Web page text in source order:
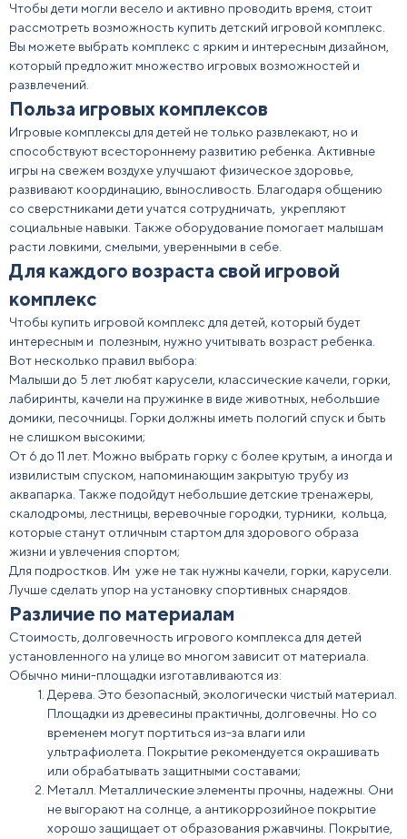
Чтобы дети могли весело и активно проводить время, стоит
рассмотреть возможность купить детский игровой комплекс
Вы можете выбрать комплекс с ярким и интересным дизайном,
который предложит множество игровых возможностей и
развлечений.
Польза игровых комплексов
Игровые комплексы для детей не только развлекают, но и
способствуют всестороннему развитию ребенка. Активные
игры на свежем воздухе улучшают физическое здоровье,
развивают координацию, выносливость. Благодаря общению
со сверстниками дети учатся сотрудничать, укрепляют
социальные навыки. Также оборудование помогает малышам
расти ловкими, смелыми, уверенными в себе.
Для каждого возраста свой игровой
комплекс
Чтобы купить игровой комплекс для детей , который будет
интересным и полезным, нужно учитывать возраст ребенка.
Вот несколько правил выбора:
Малыши до 5 лет любят карусели, классические качели, горки,
лабиринты, качели на пружинке в виде животных, небольшие
домики песочницы . Горки должны иметь пологий спуск и быть
не слишком высокими;
От 6 до 11 лет. Можно выбрать горку с более крутым, а иногда и
извилистым спуском, напоминающим закрытую трубу из
аквапарка. Также подойдут небольшие детские тренажеры,
скалодромы , лестницы, веревочные городки, турники, кольца,
которые станут отличным стартом для здорового образа
жизни и увлечения спортом;
Для подростков. Им уже не так нужны качели, горки, карусели.
Лучше сделать упор на установку спортивных снарядов.
Различие по материалам
Стоимость, долговечность игрового комплекса для детей
установленного на улице во многом зависит от материала.
Обычно мини-площадки изготавливаются из:
Дерева. Это безопасный, экологически чистый материал.
Площадки из древесины практичны, долговечны. Но со
временем могут портиться из-за влаги или
ультрафиолета. Покрытие рекомендуется окрашивать
или обрабатывать защитными составами;
Металл. Металлические элементы прочны, надежны. Они
не выгорают на солнце, а антикоррозийное покрытие
хорошо защищает от образования ржавчины. Покрытие,